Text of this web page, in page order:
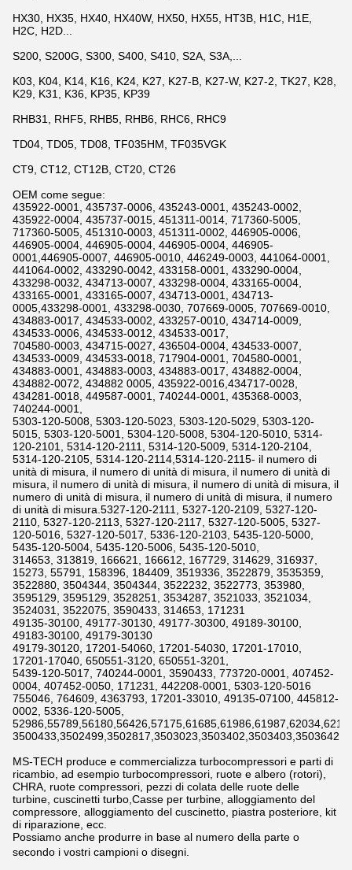
HX30, HX35, HX40, HX40W, HX50, HX55, HT3B, H1C, H1E,
H2C, H2D...
S200, S200G, S300, S400, S410, S2A, S3A,...
K03, K04, K14, K16, K24, K27, K27-B, K27-W, K27-2, TK27, K28,
K29, K31, K36, KP35, KP39
RHB31, RHF5, RHB5, RHB6, RHC6, RHC9
TD04, TD05, TD08, TF035HM, TF035VGK
CT9, CT12, CT12B, CT20, CT26
OEM come segue:
435922-0001, 435737-0006, 435243-0001, 435243-0002,
435922-0004, 435737-0015, 451311-0014, 717360-5005,
717360-5005, 451310-0003, 451311-0002, 446905-0006,
446905-0004, 446905-0004, 446905-0004, 446905-
0001,446905-0007, 446905-0010, 446249-0003, 441064-0001,
441064-0002, 433290-0042, 433158-0001, 433290-0004,
433298-0032, 434713-0007, 433298-0004, 433165-0004,
433165-0001, 433165-0007, 434713-0001, 434713-
0005,433298-0001, 433298-0030, 707669-0005, 707669-0010,
434883-0017, 434533-0002, 433257-0010, 434714-0009,
434533-0006, 434533-0012, 434533-0017,
704580-0003, 434715-0027, 436504-0004, 434533-0007,
434533-0009, 434533-0018, 717904-0001, 704580-0001,
434883-0001, 434883-0003, 434883-0017, 434882-0004,
434882-0072, 434882 0005, 435922-0016,434717-0028,
434281-0018, 449587-0001, 740244-0001, 435368-0003,
740244-0001,
5303-120-5008, 5303-120-5023, 5303-120-5029, 5303-120-
5015, 5303-120-5001, 5304-120-5008, 5304-120-5010, 5314-
120-2101, 5314-120-2111, 5314-120-5009, 5314-120-2104,
5314-120-2105, 5314-120-2114,5314-120-2115- il numero di
unità di misura, il numero di unità di misura, il numero di unità di
misura, il numero di unità di misura, il numero di unità di misura, il
numero di unità di misura, il numero di unità di misura, il numero
di unità di misura.5327-120-2111, 5327-120-2109, 5327-120-
2110, 5327-120-2113, 5327-120-2117, 5327-120-5005, 5327-
120-5016, 5327-120-5017, 5336-120-2103, 5435-120-5000,
5435-120-5004, 5435-120-5006, 5435-120-5010,
314653, 313819, 166621, 166612, 167729, 314629, 316937,
15273, 55791, 158396, 184409, 3519336, 3522879, 3535359,
3522880, 3504344, 3504344, 3522232, 3522773, 353980,
3595129, 3595129, 3528251, 3534287, 3521033, 3521034,
3524031, 3522075, 3590433, 314653, 171231
49135-30100, 49177-30130, 49177-30300, 49189-30100,
49183-30100, 49179-30130
49179-30120, 17201-54060, 17201-54030, 17201-17010,
17201-17040, 650551-3120, 650551-3201,
5439-120-5017, 740244-0001, 3590433, 773720-0001, 407452-
0004, 407452-0050, 171231, 442208-0001, 5303-120-5016
755046, 764609, 4363793, 17201-33010, 49135-07100, 445812-
0002, 5336-120-5005,
MS-TECH produce e commercializza turbocompressori e parti di
ricambio, ad esempio turbocompressori, ruote e albero (rotori),
CHRA, ruote compressori, pezzi di colata delle ruote delle
turbine, cuscinetti turbo,Casse per turbine, alloggiamento del
compressore, alloggiamento del cuscinetto, piastra posteriore, kit
di riparazione, ecc.
Possiamo anche produrre in base al numero della parte o
secondo i vostri campioni o disegni.